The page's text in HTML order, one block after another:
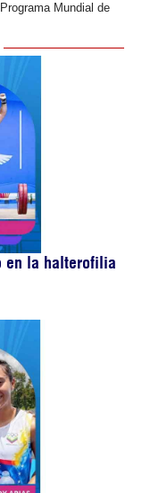
Mundial de
en la halterofilia